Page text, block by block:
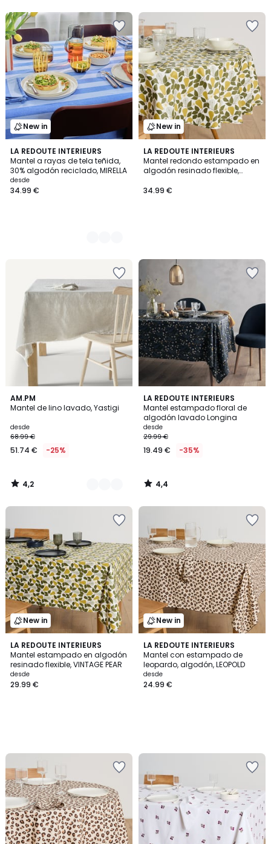
New in
LA REDOUTE INTERIEURS
Mantel a rayas de tela teñida,
30% algodón reciclado, MIRELLA
desde
34.99 €
2
Colores
New in
LA REDOUTE INTERIEURS
Mantel redondo estampado en
algodón resinado flexible,
34.99 €
AM.PM
Mantel de lino lavado, Yastigi
desde
68.99 €
51.74 € -25%
4,2
/ 5
3
Colores
4,2
/
LA REDOUTE INTERIEURS
Mantel estampado floral de
algodón lavado Longina
desde
29.99 €
19.49 € -35%
4,4
/ 5
4,4
/
New in
LA REDOUTE INTERIEURS
Mantel estampado en algodón
resinado flexible, VINTAGE PEAR
desde
29.99 €
New in
LA REDOUTE INTERIEURS
Mantel con estampado de
leopardo, algodón, LEOPOLD
desde
24.99 €